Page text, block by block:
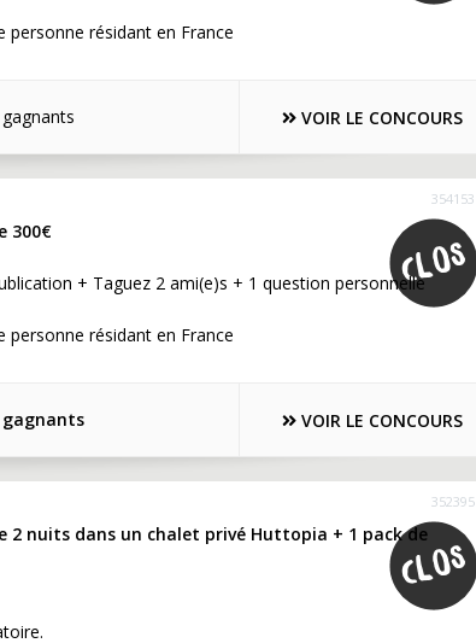
résidant en France
VOIR LE CONCOURS
354153
300€
+ Taguez 2 ami(e)s + 1 question personnelle
résidant en France
gagnants VOIR LE CONCOURS
352395
2 nuits dans un chalet privé Huttopia + 1 pack de